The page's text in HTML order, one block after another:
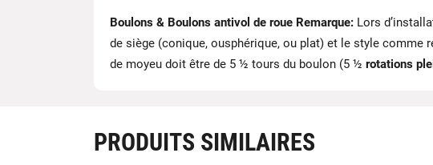
Boulons & Boulons antivol de roue Remarque: Lors
de siège (conique, ousphérique, ou plat) et le style comme
de moyeu doit être de 5 ½ tours du boulon (5 ½ rotations
PRODUITS SIMILAIRES